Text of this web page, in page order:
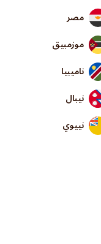
مصر
موزمبيق
ناميبيا
نيبال
نييوي